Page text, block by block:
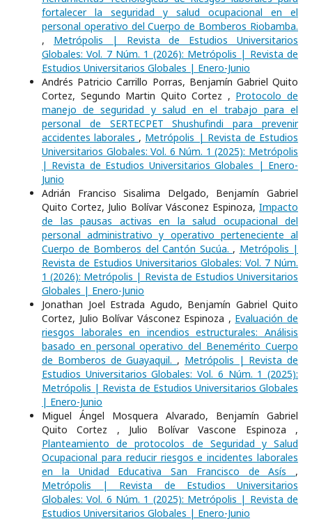
fortalecer la seguridad y salud ocupacional en el
personal operativo del Cuerpo de Bomberos Riobamba.
, Metrópolis | Revista de Estudios Universitarios
Globales: Vol. 7 Núm. 1 (2026): Metrópolis | Revista de
Estudios Universitarios Globales | Enero-Junio
Andrés Patricio Carrillo Porras, Benjamín Gabriel Quito
Cortez, Segundo Martin Quito Cortez , Protocolo de
manejo de seguridad y salud en el trabajo para el
personal de SERTECPET Shushufindi para prevenir
accidentes laborales , Metrópolis | Revista de Estudios
Universitarios Globales: Vol. 6 Núm. 1 (2025): Metrópolis
| Revista de Estudios Universitarios Globales | Enero-
Junio
Adrián Franciso Sisalima Delgado, Benjamín Gabriel
Quito Cortez, Julio Bolívar Vásconez Espinoza, Impacto
de las pausas activas en la salud ocupacional del
personal administrativo y operativo perteneciente al
Cuerpo de Bomberos del Cantón Sucúa. , Metrópolis |
Revista de Estudios Universitarios Globales: Vol. 7 Núm.
1 (2026): Metrópolis | Revista de Estudios Universitarios
Globales | Enero-Junio
Jonathan Joel Estrada Agudo, Benjamín Gabriel Quito
Cortez, Julio Bolívar Vásconez Espinoza , Evaluación de
riesgos laborales en incendios estructurales: Análisis
basado en personal operativo del Benemérito Cuerpo
de Bomberos de Guayaquil. , Metrópolis | Revista de
Estudios Universitarios Globales: Vol. 6 Núm. 1 (2025):
Metrópolis | Revista de Estudios Universitarios Globales
| Enero-Junio
Miguel Ángel Mosquera Alvarado, Benjamín Gabriel
Quito Cortez , Julio Bolívar Vascone Espinoza ,
Planteamiento de protocolos de Seguridad y Salud
Ocupacional para reducir riesgos e incidentes laborales
en la Unidad Educativa San Francisco de Asís ,
Metrópolis | Revista de Estudios Universitarios
Globales: Vol. 6 Núm. 1 (2025): Metrópolis | Revista de
Estudios Universitarios Globales | Enero-Junio